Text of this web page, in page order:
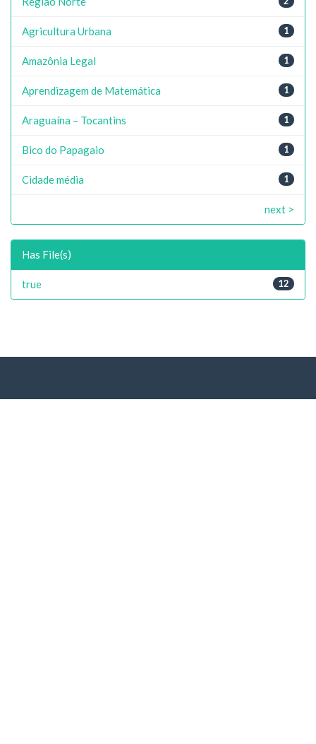
1
Agricultura Urbana
1
Amazônia Legal
1
Aprendizagem de Matemática
1
Araguaína – Tocantins
1
Bico do Papagaio
1
Cidade média
next >
Has File(s)
12
true